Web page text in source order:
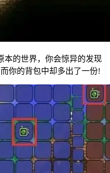
本的世界，你会惊异的发现
你的背包中却多出了一份!